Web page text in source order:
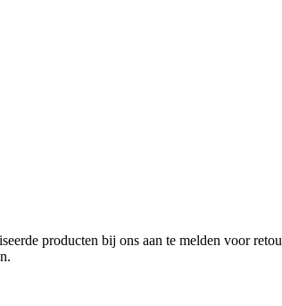
producten bij ons aan te melden voor